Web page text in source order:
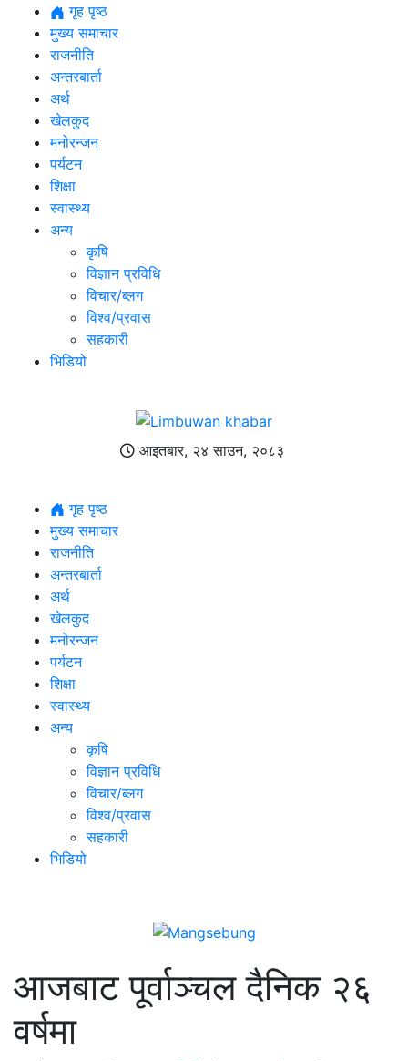
गृह पृष्ठ
मुख्य समाचार
राजनीति
अन्तरबार्ता
अर्थ
खेलकुद
मनोरन्जन
पर्यटन
शिक्षा
स्वास्थ्य
अन्य
कृषि
विज्ञान प्रविधि
विचार/ब्लग
विश्व/प्रवास
सहकारी
भिडियो
आइतबार, २४ साउन, २०८३
गृह पृष्ठ
मुख्य समाचार
राजनीति
अन्तरबार्ता
अर्थ
खेलकुद
मनोरन्जन
पर्यटन
शिक्षा
स्वास्थ्य
अन्य
कृषि
विज्ञान प्रविधि
विचार/ब्लग
विश्व/प्रवास
सहकारी
भिडियो
आजबाट पूर्वाञ्चल दैनिक २६
वर्षमा